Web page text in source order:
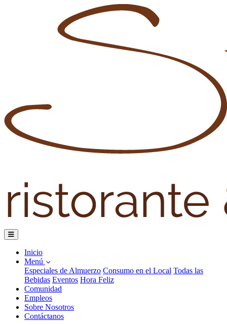
Inicio
Menú
Especiales de Almuerzo Consumo en el Local Todas las
Bebidas Eventos Hora Feliz
Comunidad
Empleos
Sobre Nosotros
Contáctanos